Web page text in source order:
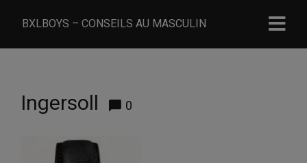
BXLBOYS – CONSEILS AU MASCULIN
Ingersoll 0